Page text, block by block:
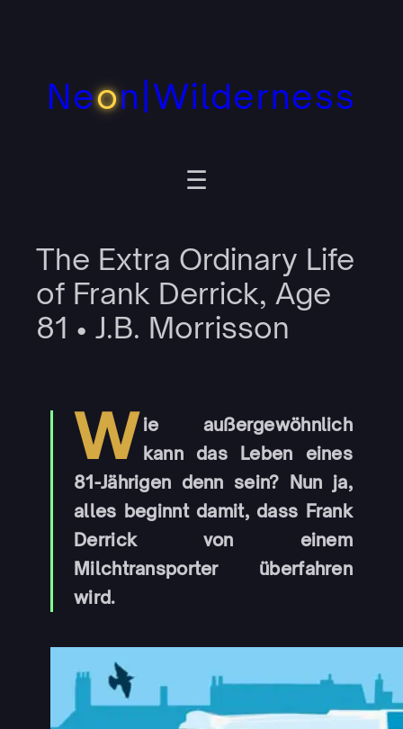
Neon|Wilderness
The Extra Ordinary Life
of Frank Derrick, Age
81 • J.B. Morrisson
W ie außergewöhnlich
kann das Leben eines
81-Jährigen denn sein? Nun ja,
alles beginnt damit, dass Frank
Derrick von einem
Milchtransporter überfahren
wird.